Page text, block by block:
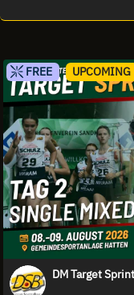
FREE UPCOMING
DM Target